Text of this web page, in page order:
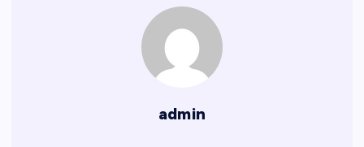
admin